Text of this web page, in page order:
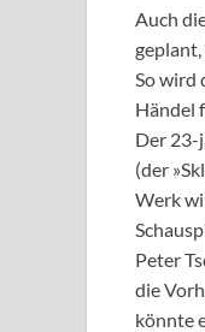
Auch
So wird
Händel
Der 23-
(der
Werk
Peter
die
könnte